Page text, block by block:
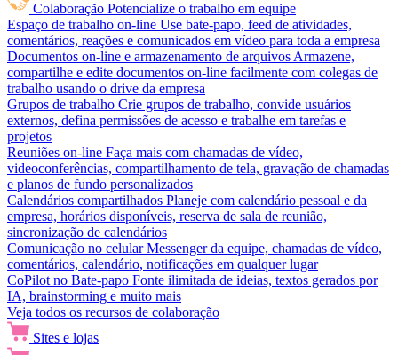
Colaboração Potencialize o trabalho em equipe
Espaço de trabalho on-line Use bate-papo, feed de atividades,
comentários, reações e comunicados em vídeo para toda a empresa
Documentos on-line e armazenamento de arquivos Armazene,
compartilhe e edite documentos on-line facilmente com colegas de
trabalho usando o drive da empresa
Grupos de trabalho Crie grupos de trabalho, convide usuários
externos, defina permissões de acesso e trabalhe em tarefas e
projetos
Reuniões on-line Faça mais com chamadas de vídeo,
videoconferências, compartilhamento de tela, gravação de chamadas
e planos de fundo personalizados
Calendários compartilhados Planeje com calendário pessoal e da
empresa, horários disponíveis, reserva de sala de reunião,
sincronização de calendários
Comunicação no celular Messenger da equipe, chamadas de vídeo,
comentários, calendário, notificações em qualquer lugar
CoPilot no Bate-papo Fonte ilimitada de ideias, textos gerados por
IA, brainstorming e muito mais
Veja todos os recursos de colaboração
Sites e lojas